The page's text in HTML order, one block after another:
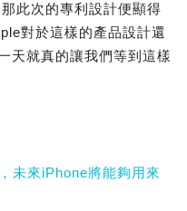
此次的專利設計便顯得
對於這樣的產品設計還
天就真的讓我們等到這樣
未來iPhone將能夠用來